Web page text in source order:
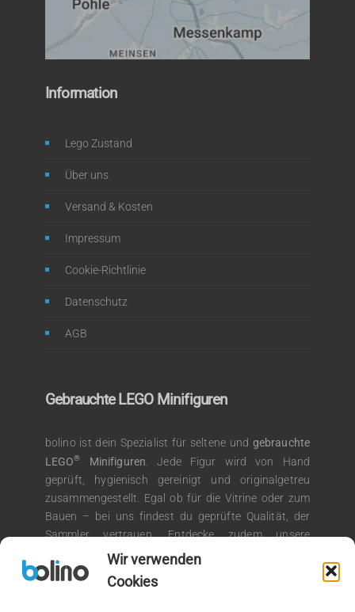
Wir verwenden
Cookies
Information
Lego Zustand
Über uns
Versand & Kosten
Impressum
Cookie-Richtlinie
Datenschutz
AGB
Gebrauchte LEGO Minifiguren
bolino ist dein Spezialist für seltene und gebrauchte
LEGO® Minifiguren. Jede Figur wird von Hand
geprüft, hygienisch gereinigt und originalgetreu
zusammengestellt. Egal ob für die Vitrine oder zum
Bauen – bei uns findest du geprüfte Qualität, der
Sammler vertrauen. Entdecke zudem unsere
Auswahl an LEGO Kiloware für kreative
Bauprojekte.